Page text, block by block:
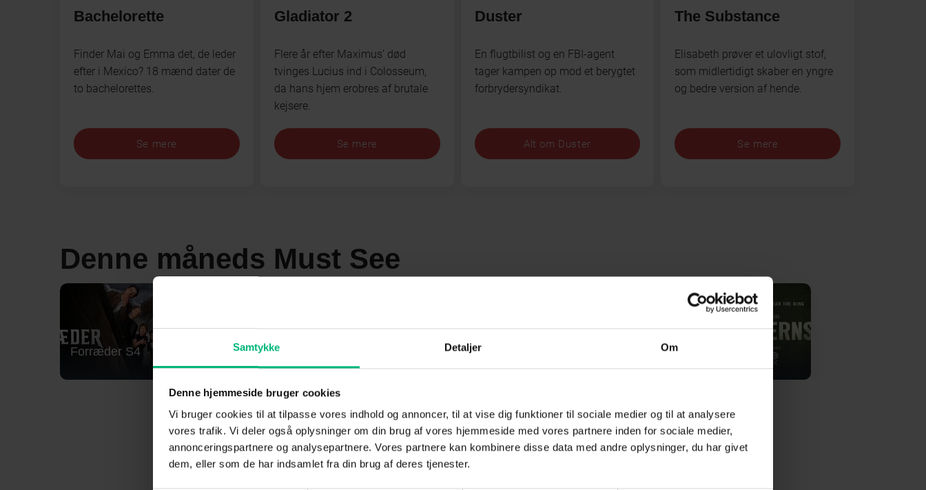
Samtykke Detaljer Om
Denne hjemmeside bruger cookies
Vi bruger cookies til at tilpasse vores indhold og annoncer, til at vise dig funktioner til sociale medier og til at analysere
vores trafik. Vi deler også oplysninger om din brug af vores hjemmeside med vores partnere inden for sociale medier,
annonceringspartnere og analysepartnere. Vores partnere kan kombinere disse data med andre oplysninger, du har givet
dem, eller som de har indsamlet fra din brug af deres tjenester.
Bachelorette
Finder Mai og Emma det, de leder
efter i Mexico? 18 mænd dater de
to bachelorettes.
Se mere
Gladiator 2
Flere år efter Maximus’ død
tvinges Lucius ind i Colosseum,
da hans hjem erobres af brutale
kejsere.
Se mere
Duster
En flugtbilist og en FBI-agent
tager kampen op mod et berygtet
forbrydersyndikat.
Alt om Duster
The Substance
Elisabeth prøver et ulovligt stof,
som midlertidigt skaber en yngre
og bedre version af hende.
Se mere
Denne måneds Must See
Forræder S4 Lioness S3
Robinson Ekspeditionen
Lanterns